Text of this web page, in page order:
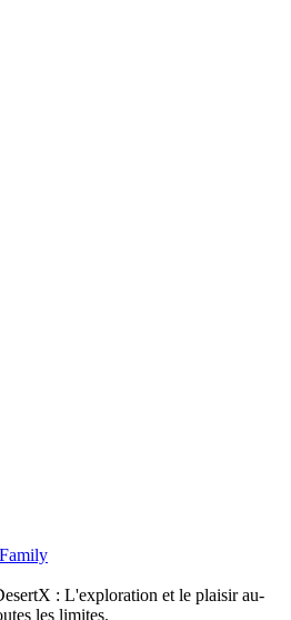
: L'exploration et le plaisir au-
les limites.